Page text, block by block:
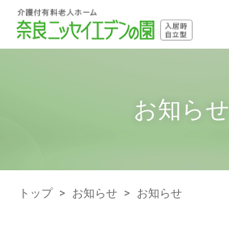
お知らせ
トップ > お知らせ > お知らせ